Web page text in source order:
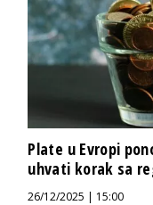
Plate u Evropi
uhvati korak sa
26/12/2025 | 15:00